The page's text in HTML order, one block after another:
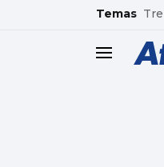
common.go-to-content
Temas